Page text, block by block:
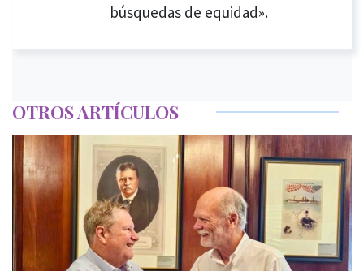
búsquedas de equidad».
OTROS ARTÍCULOS